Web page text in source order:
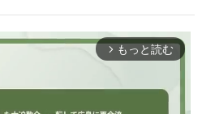
arrow_forward_ios もっと読む